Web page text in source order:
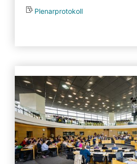
Plenarprotokoll